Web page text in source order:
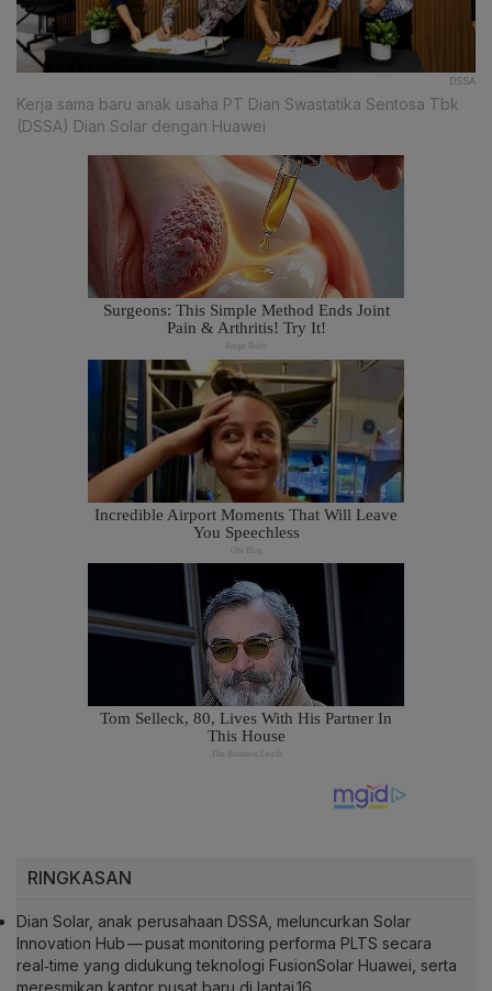
DSSA
Kerja sama baru anak usaha PT Dian Swastatika Sentosa Tbk
(DSSA) Dian Solar dengan Huawei
RINGKASAN
Dian Solar, anak perusahaan DSSA, meluncurkan Solar
Innovation Hub — pusat monitoring performa PLTS secara
real‑time yang didukung teknologi FusionSolar Huawei, serta
meresmikan kantor pusat baru di lantai 16